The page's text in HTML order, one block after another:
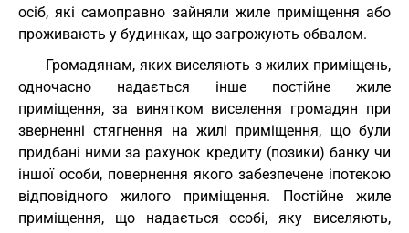
осіб, які самоправно зайняли жиле приміщення або
проживають у будинках, що загрожують обвалом.
Громадянам, яких виселяють з жилих приміщень,
одночасно надається інше постійне жиле
приміщення, за винятком виселення громадян при
зверненні стягнення на жилі приміщення, що були
придбані ними за рахунок кредиту (позики) банку чи
іншої особи, повернення якого забезпечене іпотекою
відповідного жилого приміщення. Постійне жиле
приміщення, що надається особі, яку виселяють,